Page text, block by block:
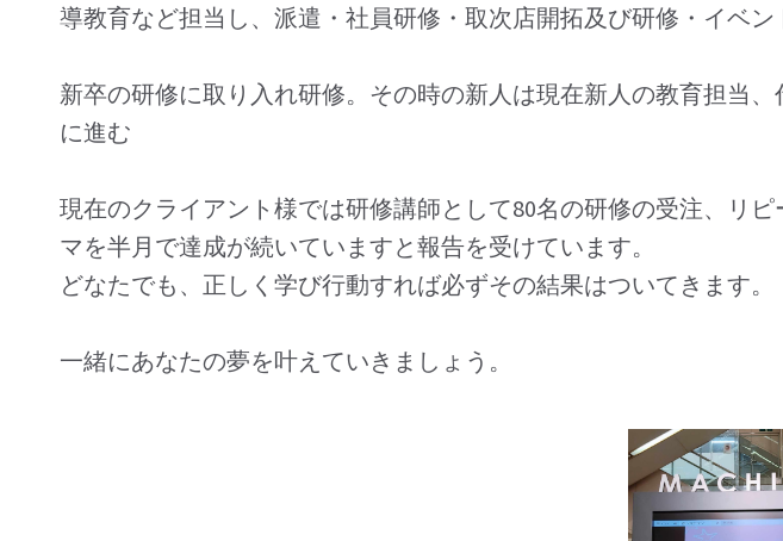
導教育など担当し、派遣・社員研修・取次店開拓及び研修・イベン
新卒の研修に取り入れ研修。その時の新人は現在新人の教育担当
に進む
現在のクライアント様では研修講師として80名の研修の受注、リ
マを半月で達成が続いていますと報告を受けています。
どなたでも、正しく学び行動すれば必ずその結果はついてきます。
一緒にあなたの夢を叶えていきましょう。